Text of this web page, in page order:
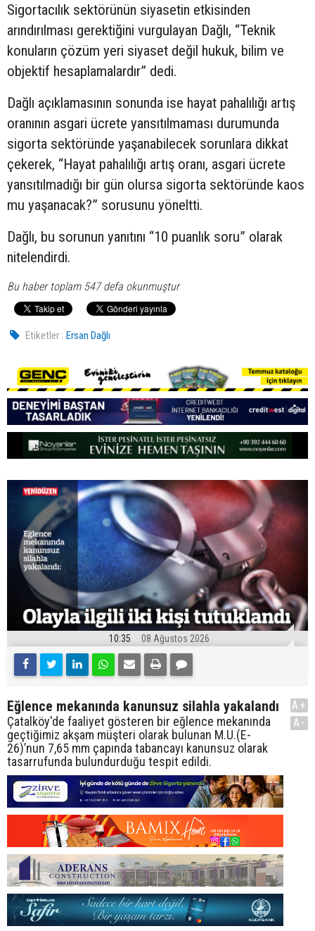
Sigortacılık sektörünün siyasetin etkisinden
arındırılması gerektiğini vurgulayan Dağlı, “Teknik
konuların çözüm yeri siyaset değil hukuk, bilim ve
objektif hesaplamalardır” dedi.
Dağlı açıklamasının sonunda ise hayat pahalılığı artış
oranının asgari ücrete yansıtılmaması durumunda
sigorta sektöründe yaşanabilecek sorunlara dikkat
çekerek, “Hayat pahalılığı artış oranı, asgari ücrete
yansıtılmadığı bir gün olursa sigorta sektöründe kaos
mu yaşanacak?” sorusunu yöneltti.
Dağlı, bu sorunun yanıtını “10 puanlık soru” olarak
nitelendirdi.
Bu haber toplam 547 defa okunmuştur
Etiketler : Ersan Dağlı
10:35 08 Ağustos 2026
Eğlence mekanında kanunsuz silahla yakalandı
Çatalköy'de faaliyet gösteren bir eğlence mekanında
geçtiğimiz akşam müşteri olarak bulunan M.U.(E-
26)’nun 7,65 mm çapında tabancayı kanunsuz olarak
tasarrufunda bulundurduğu tespit edildi.
A+
A-